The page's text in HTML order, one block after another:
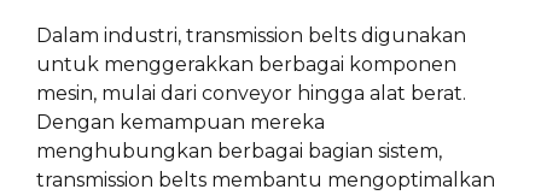
Dalam industri, transmission belts digunakan
untuk menggerakkan berbagai komponen
mesin, mulai dari conveyor hingga alat berat.
Dengan kemampuan mereka
menghubungkan berbagai bagian sistem,
transmission belts membantu mengoptimalkan